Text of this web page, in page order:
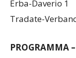
Erba-Daverio 1
Tradate-
PROGRAMMA